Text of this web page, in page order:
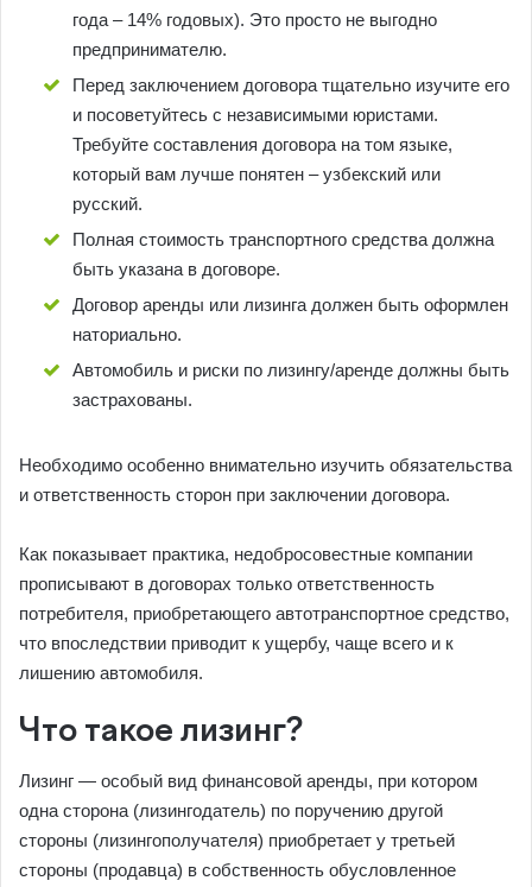
года – 14% годовых). Это просто не выгодно
предпринимателю.
Перед заключением договора тщательно изучите его
и посоветуйтесь с независимыми юристами.
Требуйте составления договора на том языке,
который вам лучше понятен – узбекский или
русский.
Полная стоимость транспортного средства должна
быть указана в договоре.
Договор аренды или лизинга должен быть оформлен
наториально.
Автомобиль и риски по лизингу/аренде должны быть
застрахованы.
Необходимо особенно внимательно изучить обязательства
и ответственность сторон при заключении договора.
Как показывает практика, недобросовестные компании
прописывают в договорах только ответственность
потребителя, приобретающего автотранспортное средство,
что впоследствии приводит к ущербу, чаще всего и к
лишению автомобиля.
Что такое лизинг?
Лизинг — особый вид финансовой аренды, при котором
одна сторона (лизингодатель) по поручению другой
стороны (лизингополучателя) приобретает у третьей
стороны (продавца) в собственность обусловленное